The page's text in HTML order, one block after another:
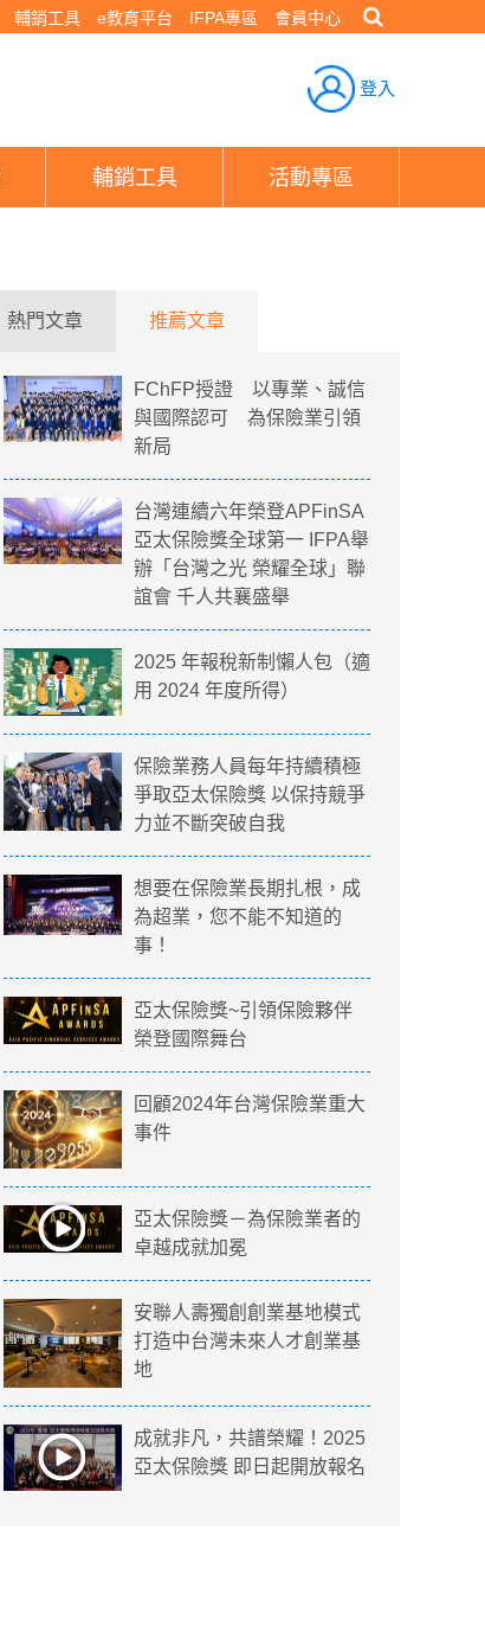
輔銷工具 e教育平台 IFPA專區 會員中心
登入
輔銷工具 活動專區
熱門文章 推薦文章
FChFP授證 以專業、誠信
與國際認可 為保險業引領
新局
台灣連續六年榮登APFinSA
亞太保險獎全球第一 IFPA舉
辦「台灣之光 榮耀全球」聯
誼會 千人共襄盛舉
2025 年報稅新制懶人包（適
用 2024 年度所得）
保險業務人員每年持續積極
爭取亞太保險獎 以保持競爭
力並不斷突破自我
想要在保險業長期扎根，成
為超業，您不能不知道的
事！
亞太保險獎~引領保險夥伴
榮登國際舞台
回顧2024年台灣保險業重大
事件
亞太保險獎－為保險業者的
卓越成就加冕
安聯人壽獨創創業基地模式
打造中台灣未來人才創業基
地
成就非凡，共譜榮耀！2025
亞太保險獎 即日起開放報名